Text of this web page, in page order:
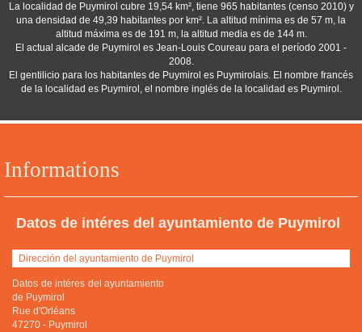
Informations
Datos de intéres del ayuntamiento de Puymirol
Dirección del ayuntamiento de Puymirol
Datos de intéres del ayuntamiento
de Puymirol
Rue d'Orléans
47270 - Puymirol
La localidad de Puymirol cubre 19,54 km², tiene 965 habitantes (censo 2010) y
una densidad de 49,39 habitantes por km². La altitud mínima es de 57 m, la
altitud máxima es de 191 m, la altitud media es de 144 m.
El actual alcade de Puymirol es Jean-Louis Coureau para el período 2001 -
2008.
El gentilicio para los habitantes de Puymirol es Puymirolais. El nombre francés
de la localidad es Puymirol, el nombre inglés de la localidad es Puymirol.